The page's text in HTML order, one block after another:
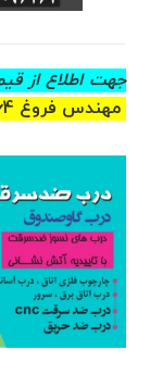
جهت اطلاع از
مهندس فروغ 64 61 309 0918